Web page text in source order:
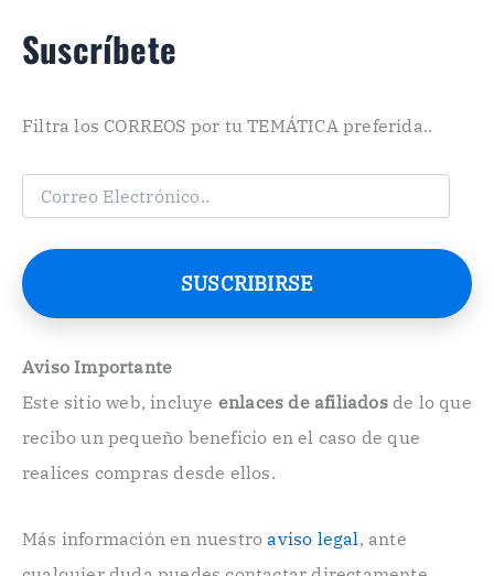
Suscríbete
Filtra los CORREOS por tu TEMÁTICA preferida..
C
e
o
e
t
ó
n
o
SUSCRIBIRSE
Aviso Importante
Este sitio web, incluye enlaces de afiliadosde lo que
recibo un pequeño beneficio en el caso de que
realices compras desde ellos.
Más información en nuestroaviso legal , ante